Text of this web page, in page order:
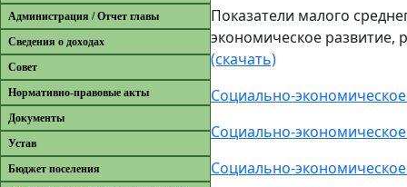
Администрация / Отчет главы
Сведения о доходах
Совет
Нормативно-правовые акты
Документы
Устав
Бюджет поселения
Показатели малого
экономическое развитие,
(скачать)
Социально-
Социально-
Социально-